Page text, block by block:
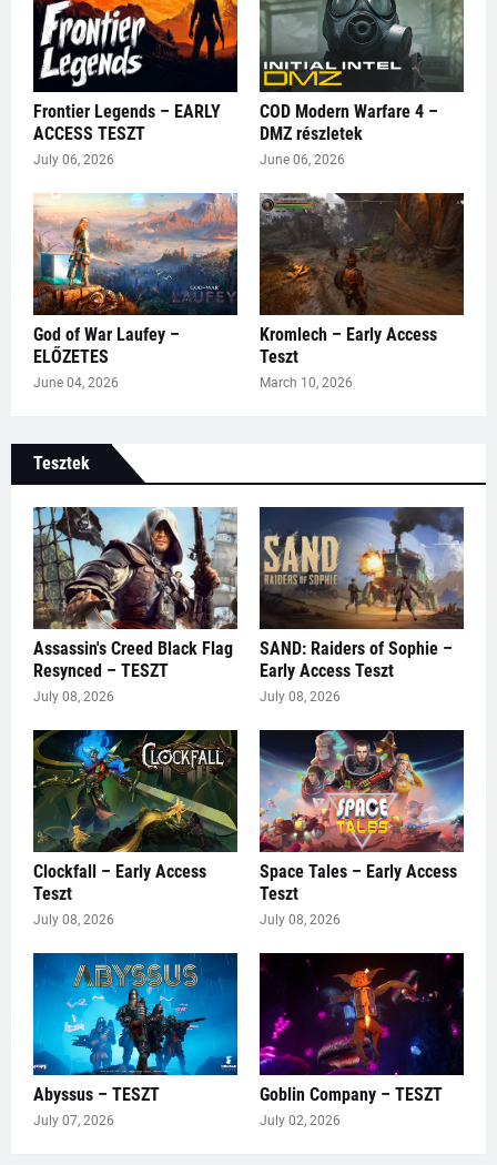
Frontier Legends – EARLY
ACCESS TESZT
July 06, 2026
COD Modern Warfare 4 –
DMZ részletek
June 06, 2026
God of War Laufey –
ELŐZETES
June 04, 2026
Kromlech – Early Access
Teszt
March 10, 2026
Tesztek
Assassin's Creed Black Flag
Resynced – TESZT
July 08, 2026
SAND: Raiders of Sophie –
Early Access Teszt
July 08, 2026
Clockfall – Early Access
Teszt
July 08, 2026
Space Tales – Early Access
Teszt
July 08, 2026
Abyssus – TESZT
July 07, 2026
Goblin Company – TESZT
July 02, 2026